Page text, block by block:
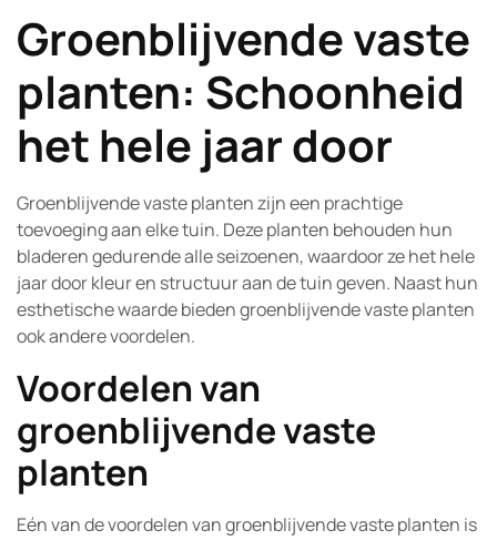
2026
Groenblijvende vaste
planten: Schoonheid
het hele jaar door
Groenblijvende vaste planten zijn een prachtige
toevoeging aan elke tuin. Deze planten behouden hun
bladeren gedurende alle seizoenen, waardoor ze het hele
jaar door kleur en structuur aan de tuin geven. Naast hun
esthetische waarde bieden groenblijvende vaste planten
ook andere voordelen.
Voordelen van
groenblijvende vaste
planten
Eén van de voordelen van groenblijvende vaste planten is